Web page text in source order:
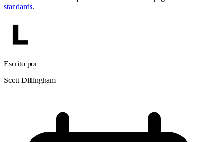
standards.
Escrito por
Scott Dillingham